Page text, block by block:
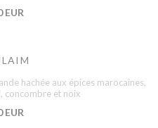
EUR
hachée aux épices marocaines,
concombre et noix
EUR